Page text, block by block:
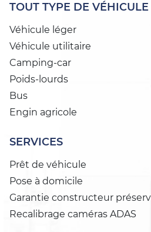
TOUT TYPE DE VÉHICULE
Véhicule léger
Véhicule utilitaire
Camping-car
Poids-lourds
Bus
Engin agricole
SERVICES
Prêt de véhicule
Pose à domicile
Garantie constructeur
Recalibrage caméras ADAS